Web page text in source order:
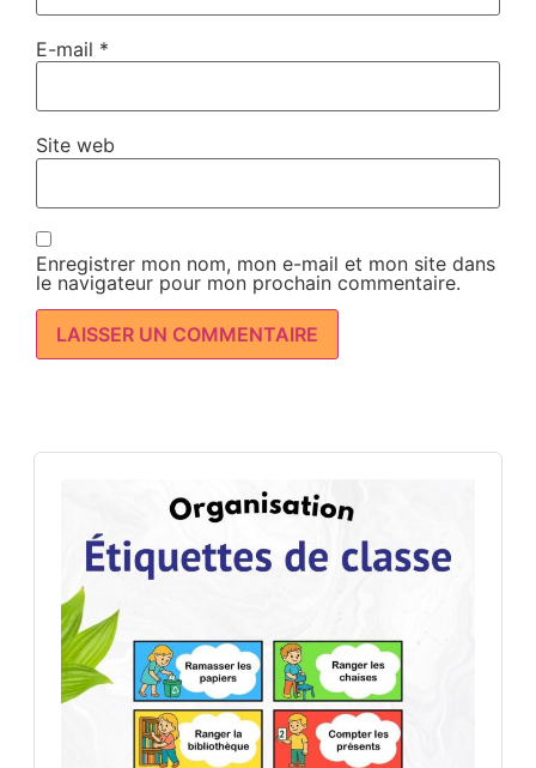
E-mail *
Site web
Enregistrer mon nom, mon e-mail et mon site dans
le navigateur pour mon prochain commentaire.